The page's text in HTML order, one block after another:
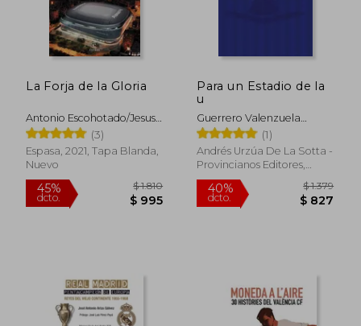
45%
dcto. $ 1.236
40%
dcto.
La Forja de la Gloria
Antonio Escohotado/Jesus
Bengoechea (3)
Espasa, 2021, Tapa Blanda,
Nuevo
Para un Estadio de la
u
Guerrero Valenzuela
Claudio Mauricio
(1)
Andrés Urzúa De La Sotta -
Provincianos Editores,
2024, Tapa Blanda, Nuevo